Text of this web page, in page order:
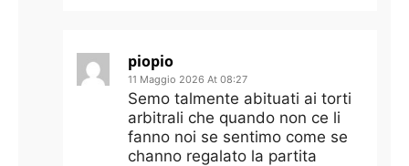
piopio
11 Maggio 2026 At 08:27
Semo talmente abituati ai torti
arbitrali che quando non ce li
fanno noi se sentimo come se
channo regalato la partita